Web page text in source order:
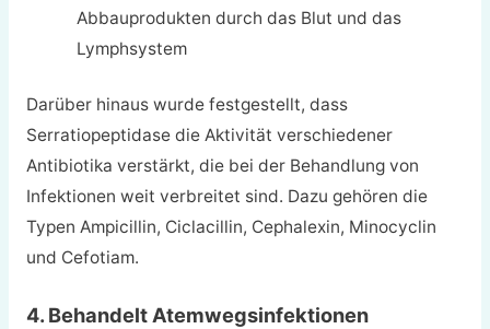
Abbauprodukten durch das Blut und das
Lymphsystem
Darüber hinaus wurde festgestellt, dass
Serratiopeptidase die Aktivität verschiedener
Antibiotika verstärkt, die bei der Behandlung von
Infektionen weit verbreitet sind. Dazu gehören die
Typen Ampicillin, Ciclacillin, Cephalexin, Minocyclin
und Cefotiam.
4. Behandelt Atemwegsinfektionen